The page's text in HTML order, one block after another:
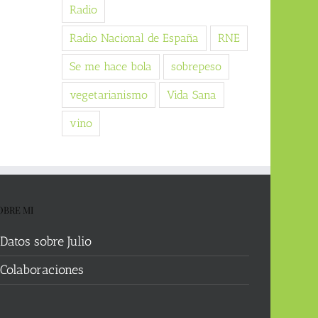
Radio
Radio Nacional de España RNE
Se me hace bola sobrepeso
vegetarianismo Vida Sana
vino
MI
Datos sobre Julio
Colaboraciones